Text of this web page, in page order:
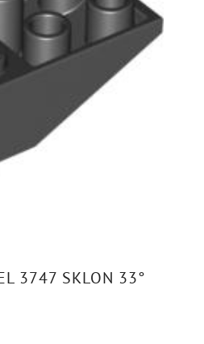
3747 SKLON 33°